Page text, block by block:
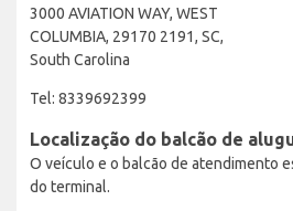
3000 AVIATION WAY, WEST
COLUMBIA, 29170 2191, SC,
South Carolina
Tel: 8339692399
Localização do balcão de
O veículo e o balcão de atendimento
do terminal.